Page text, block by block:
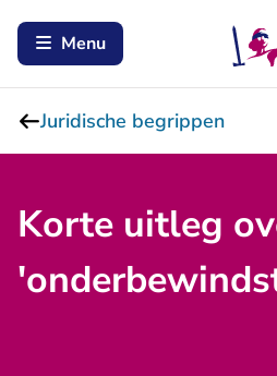
Menu
Juridische begrippen
Korte uitleg